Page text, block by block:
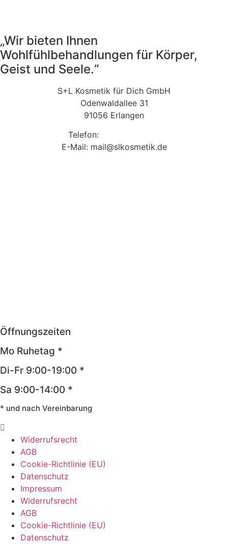
„Wir bieten Ihnen
Wohlfühlbehandlungen für Körper,
Geist und Seele.“
S+L Kosmetik für Dich GmbH
Odenwaldallee 31
91056 Erlangen
Telefon:
E-Mail: mail@slkosmetik.de
Öffnungszeiten
Mo Ruhetag *
Di-Fr 9:00-19:00 *
Sa 9:00-14:00 *
* und nach Vereinbarung
Widerrufsrecht
AGB
Cookie-Richtlinie (EU)
Datenschutz
Impressum
Widerrufsrecht
AGB
Cookie-Richtlinie (EU)
Datenschutz